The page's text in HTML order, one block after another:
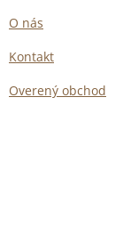
O nás
Kontakt
Overený obchod